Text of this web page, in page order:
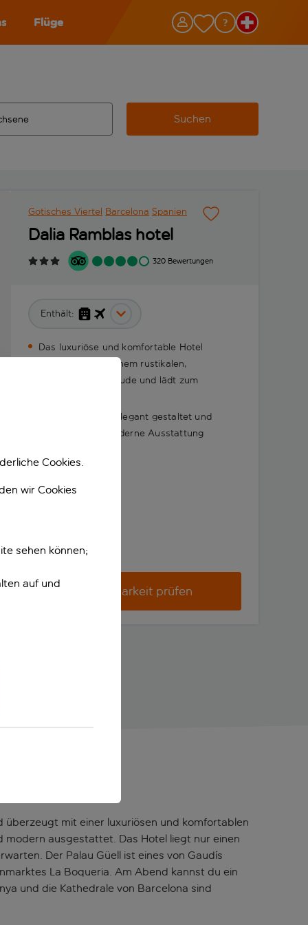
Flüge
Suchen
Gotisches Viertel Barcelona Spanien
Dalia Ramblas hotel
320 Bewertungen
Enthält:
Das luxuriöse und komfortable Hotel
befindet sich in einem rustikalen,
historischen Gebäude und lädt zum
Die Zimmer sind elegant gestaltet und
verfügen über moderne Ausstattung
Verfügbarkeit prüfen
überzeugt mit einer luxuriösen und komfortablen
ausgestattet. Das Hotel liegt nur einen
Der Palau Güell ist eines von Gaudís
La Boqueria. Am Abend kannst du ein
und die Kathedrale von Barcelona sind
Cookies.
wir Cookies
sehen können;
auf und